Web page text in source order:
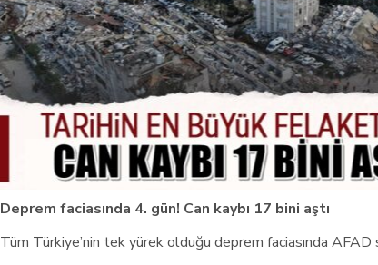
Giresunlu sürücü Orhangazi’de hayatını
Deprem faciasında 4. gün! Can kaybı 17 bini aştı
Tüm Türkiye’nin tek yürek olduğu deprem faciasında AFAD